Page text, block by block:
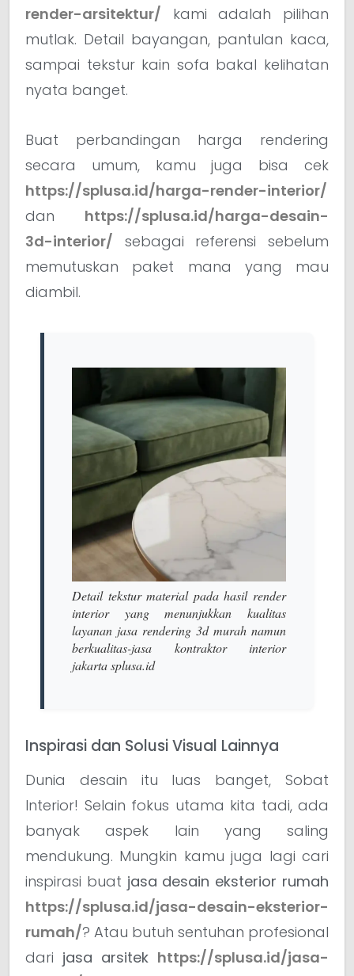
render-arsitektur/ kami adalah pilihan
mutlak. Detail bayangan, pantulan kaca,
sampai tekstur kain sofa bakal kelihatan
nyata banget.
Buat perbandingan harga rendering
secara umum, kamu juga bisa cek
https://splusa.id/harga-render-interior/
dan https://splusa.id/harga-desain-
3d-interior/ sebagai referensi sebelum
memutuskan paket mana yang mau
diambil.
Detail tekstur material pada hasil render
interior yang menunjukkan kualitas
layanan jasa rendering 3d murah namun
berkualitas-jasa kontraktor interior
jakarta splusa.id
Inspirasi dan Solusi Visual Lainnya
Dunia desain itu luas banget, Sobat
Interior! Selain fokus utama kita tadi, ada
banyak aspek lain yang saling
mendukung. Mungkin kamu juga lagi cari
inspirasi buat jasa desain eksterior rumah
https://splusa.id/jasa-desain-eksterior-
rumah/? Atau butuh sentuhan profesional
dari jasa arsitek https://splusa.id/jasa-